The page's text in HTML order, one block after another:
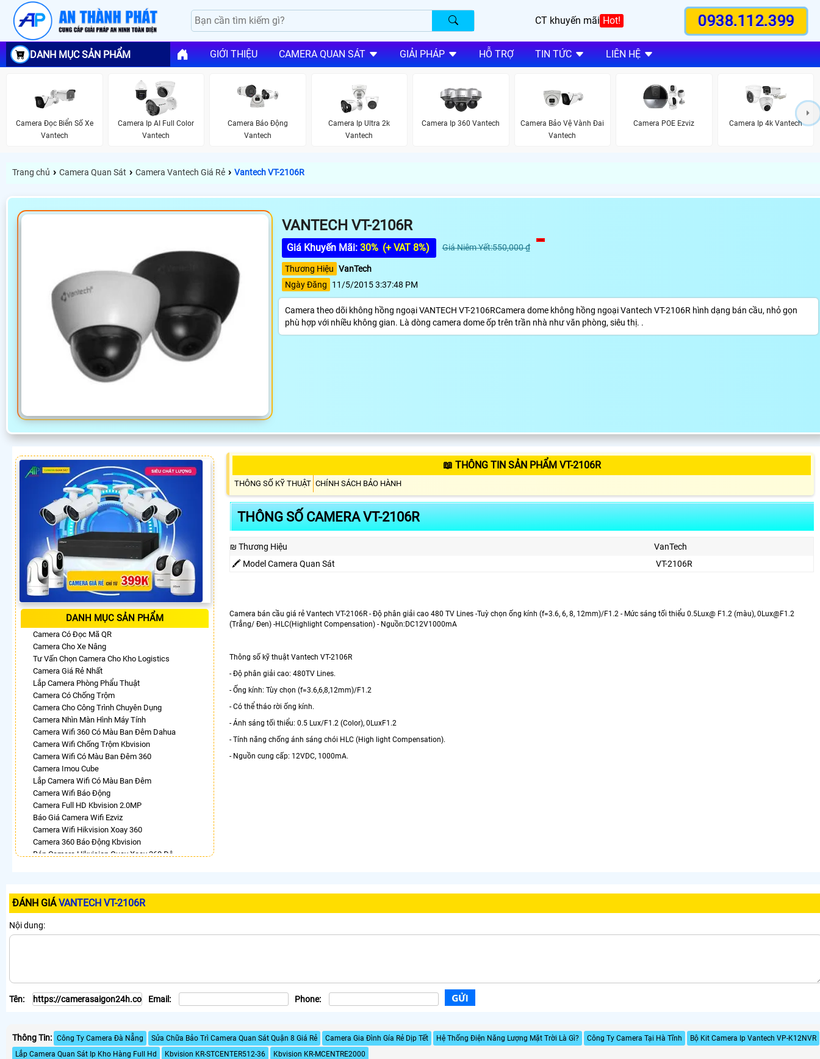
CT khuyến mãi Hot! 0938.112.399
DANH MỤC SẢN PHẨM GIỚI THIỆU CAMERA QUAN SÁT GIẢI PHÁP HỖ TRỢ TIN TỨC LIÊN HỆ
Camera Đọc Biển Số Xe
Vantech
Camera Ip AI Full Color
Vantech
Camera Báo Động
Vantech
Camera Ip Ultra 2k
Vantech
Camera Ip 360 Vantech
Camera Bảo Vệ Vành Đai
Vantech
Camera POE Ezviz Camera Ip 4k Vantech
Trang chủ › Camera Quan Sát › Camera Vantech Giá Rẻ › Vantech VT-2106R
VANTECH VT-2106R
Giá Khuyến Mãi: 30% (+ VAT 8%) Giá Niêm Yết:550,000 ₫
Thương Hiệu VanTech
Ngày Đăng
11/5/2015 3:37:48 PM
Camera theo dõi không hồng ngoại VANTECH VT-2106RCamera dome không hồng ngoại Vantech VT-2106R hình dạng bán cầu, nhỏ gọn
phù hợp với nhiều không gian. Là dòng camera dome ốp trên trần nhà như văn phòng, siêu thị. .
DANH MỤC SẢN PHẨM
Camera Có Đọc Mã QR
Camera Cho Xe Nâng
Tư Vấn Chọn Camera Cho Kho Logistics
Camera Giá Rẻ Nhất
Lắp Camera Phòng Phẩu Thuật
Camera Có Chống Trộm
Camera Cho Công Trình Chuyên Dụng
Camera Nhìn Màn Hình Máy Tính
Camera Wifi 360 Có Màu Ban Đêm Dahua
Camera Wifi Chống Trộm Kbvision
Camera Wifi Có Màu Ban Đêm 360
Camera Imou Cube
Lắp Camera Wifi Có Màu Ban Đêm
Camera Wifi Báo Động
Camera Full HD Kbvision 2.0MP
Báo Giá Camera Wifi Ezviz
Camera Wifi Hikvision Xoay 360
Camera 360 Báo Động Kbvision
Bán Camera Hikvision Quay Xoay 360 Độ
Lắp Camera Wifi Hikvision Ngoài Trời Xoay 360
Giá Rẻ
Camera Ip 360 Vantech
Lắp Camera Kho Hàng Giá Rẻ
Lắp Camera Công Trình Giá Rẻ
Camera 360 Giá Rẻ
📖 THÔNG TIN SẢN PHẨM VT-2106R
THÔNG SỐ KỸ THUẬT CHÍNH SÁCH BẢO HÀNH
THÔNG SỐ CAMERA VT-2106R
₪ Thương Hiệu
VanTech
🖍 Model Camera Quan Sát
VT-2106R
Camera bán cầu giá rẻ Vantech VT-2106R - Độ phân giải cao 480 TV Lines -Tuỳ chọn ống kính (f=3.6, 6, 8, 12mm)/F1.2 - Mức sáng tối thiểu 0.5Lux@ F1.2 (màu), 0Lux@F1.2
(Trắng/ Đen) -HLC(Highlight Compensation) - Nguồn:DC12V1000mA
Thông số kỹ thuật Vantech VT-2106R
- Độ phân giải cao: 480TV Lines.
- Ống kính: Tùy chọn (f=3.6,6,8,12mm)/F1.2
- Có thể tháo rời ống kính.
- Ánh sáng tối thiểu: 0.5 Lux/F1.2 (Color), 0LuxF1.2
- Tính năng chống ánh sáng chói HLC (High light Compensation).
- Nguồn cung cấp: 12VDC, 1000mA.
ĐÁNH GIÁVANTECH VT-2106R
Nội dung:
Tên: Email: Phone:
Thông Tin: Công Ty Camera Đà Nẵng Sửa Chữa Bảo Trì Camera Quan Sát Quận 8 Giá Rẻ Camera Gia Đình Gía Rẻ Dịp Tết Hệ Thống Điện Năng Lượng Mặt Trời Là Gì? Công Ty Camera Tại Hà Tĩnh
Bộ Kit Camera Ip Vantech VP-K12NVR
Lắp Camera Quan Sát Ip Kho Hàng Full Hd
Kbvision KR-STCENTER512-36 Kbvision KR-MCENTRE2000